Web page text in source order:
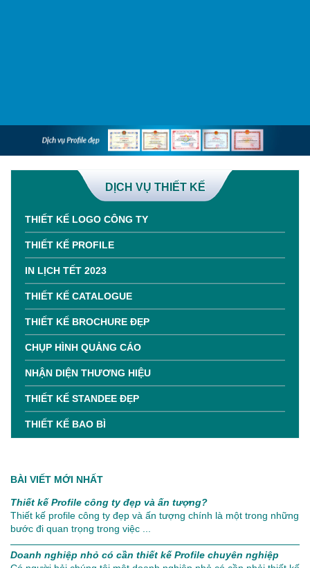
DỊCH VỤ THIẾT KẾ
THIẾT KẾ LOGO CÔNG TY
THIẾT KẾ PROFILE
IN LỊCH TẾT 2023
THIẾT KẾ CATALOGUE
THIẾT KẾ BROCHURE ĐẸP
CHỤP HÌNH QUẢNG CÁO
NHẬN DIỆN THƯƠNG HIỆU
THIẾT KẾ STANDEE ĐẸP
THIẾT KẾ BAO BÌ
BÀI VIẾT MỚI NHẤT
Thiết kế Profile công ty đẹp và ấn tượng?
Thiết kế profile công ty đẹp và ấn tượng chính là một trong những
bước đi quan trọng trong việc ...
Doanh nghiệp nhỏ có cần thiết kế Profile chuyên nghiệp